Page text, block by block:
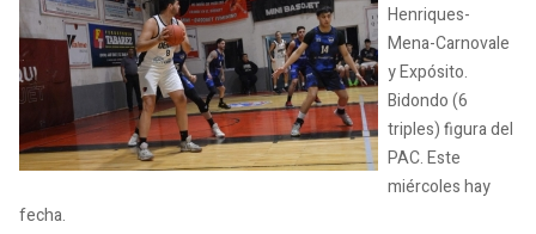
Henriques-
Mena-Carnovale
y Expósito.
Bidondo (6
triples) figura del
PAC. Este
miércoles hay
fecha.